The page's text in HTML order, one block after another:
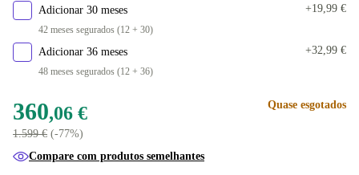
IT (italiano) +74,93 €
NL (neerlandês) +74,93 €
FR (francês)
SE (sueco)
Adicionar 30 meses
42 meses segurados (12 + 30)
+19,99 €
Adicionar 36 meses
48 meses segurados (12 + 36)
+32,99 €
360,06 €
1.599 € (-77%)
Quase esgotados
Compare com produtos semelhantes